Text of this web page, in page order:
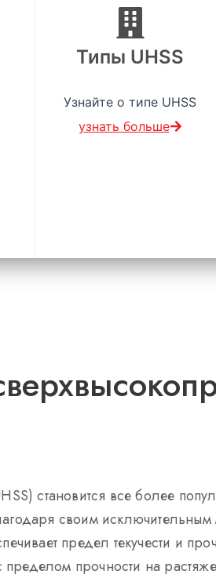
Типы UHSS
Узнайте о типе UHSS
узнать больше
становится все более
своим исключительным
предел текучести и
прочности на